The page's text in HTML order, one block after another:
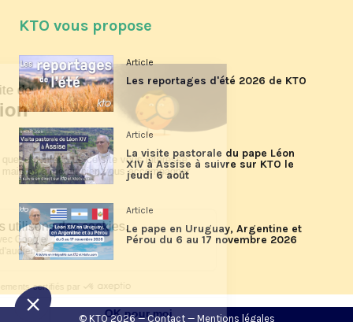
KTO vous propose
Article
Les reportages d'été 2026 de KTO
Article
La visite pastorale du pape Léon
XIV à Assise à suivre sur KTO le
jeudi 6 août
Article
Le pape en Uruguay, Argentine et
Pérou du 6 au 17 novembre 2026
© KTO 2026 —Contact— Mentions légales